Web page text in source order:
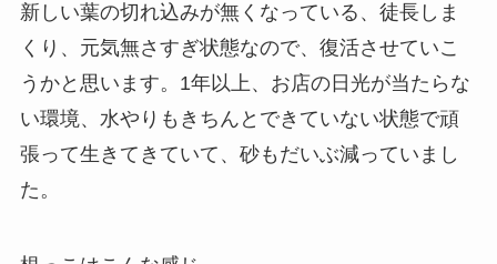
新しい葉の切れ込みが無くなっている、徒長しま
くり、元気無さすぎ状態なので、復活させていこ
うかと思います。1年以上、お店の日光が当たらな
い環境、水やりもきちんとできていない状態で頑
張って生きてきていて、砂もだいぶ減っていまし
た。